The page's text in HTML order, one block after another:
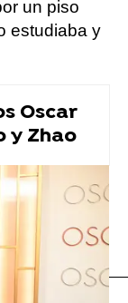
un piso
estudiaba y
Oscar
y Zhao